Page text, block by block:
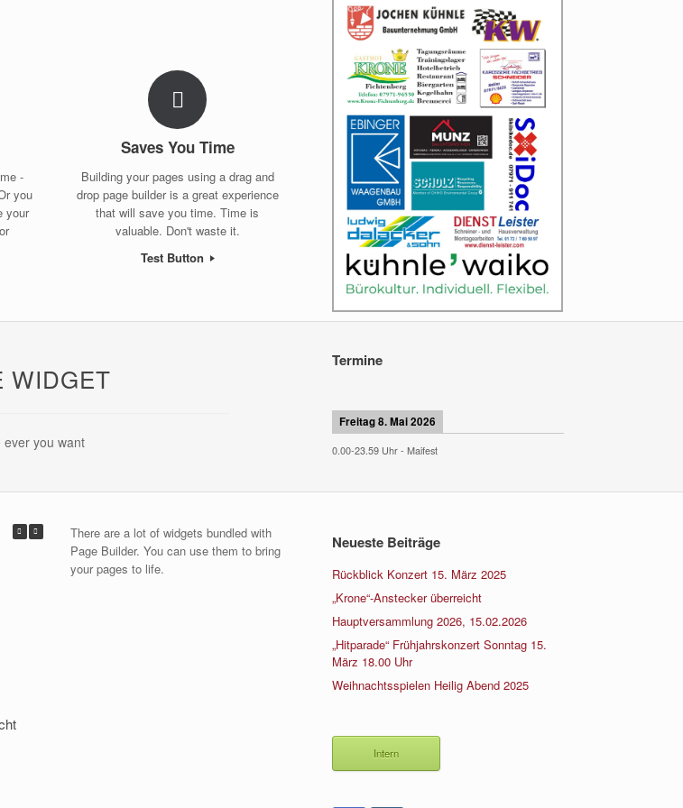
-
you
your
Saves You Time
Building your pages using a drag and
drop page builder is a great experience
that will save you time. Time is
valuable. Don't waste it.
Test Button
WIDGET
ever you want
Sonntag 15. März 18.00 Uhr
There are a lot of widgets bundled with
Page Builder. You can use them to bring
your pages to life.
Termine
Freitag 8. Mai 2026
0.00-23.59 Uhr -Maifest
Neueste Beiträge
Rückblick Konzert 15. März 2025
„Krone“-Anstecker überreicht
Hauptversammlung 2026, 15.02.2026
„Hitparade“ Frühjahrskonzert Sonntag 15.
März 18.00 Uhr
Weihnachtsspielen Heilig Abend 2025
Intern